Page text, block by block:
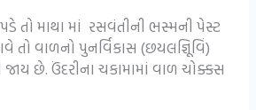
તો માથા માં રસવંતીની ભસ્મની પેસ્ટ
વાળનો પુનર્વિકાસ (છયલજ્ઞિૂવિં)
છે. ઉંદરીના ચકામામાં વાળ ચોક્કસ